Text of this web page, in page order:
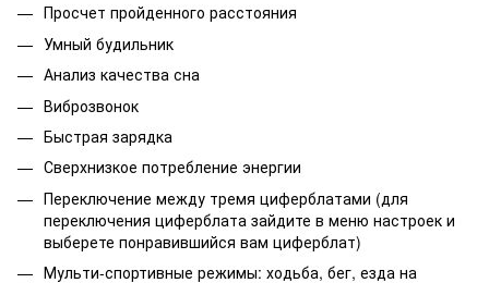
Просчет пройденного расстояния
Умный будильник
Анализ качества сна
Виброзвонок
Быстрая зарядка
Сверхнизкое потребление энергии
Переключение между тремя циферблатами (для
переключения циферблата зайдите в меню настроек и
выберете понравившийся вам циферблат)
Мульти-спортивные режимы: ходьба, бег, езда на